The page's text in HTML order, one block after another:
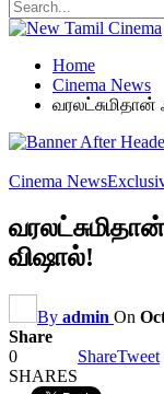
Home
Cinema News
Cinema News
விஷால்!
By admin On
Share
0
SHARES
ShareTweet